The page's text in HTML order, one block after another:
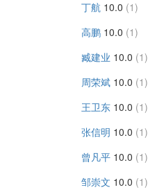
丁航 10.0 (1)
高鹏 10.0 (1)
臧建业 10.0 (1)
周荣斌 10.0 (1)
王卫东 10.0 (1)
张信明 10.0 (1)
曾凡平 10.0 (1)
邹崇文 10.0 (1)